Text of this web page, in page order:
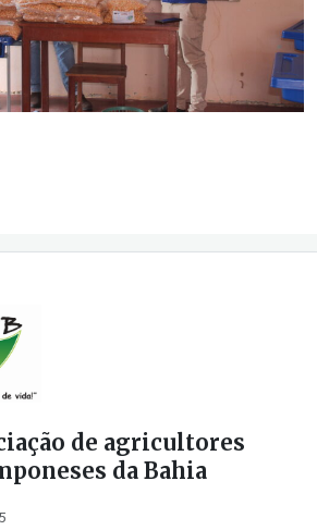
de agricultores
da Bahia